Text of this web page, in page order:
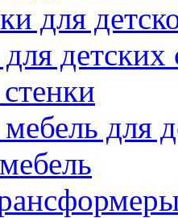
для
детских
для